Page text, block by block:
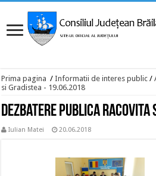
Prima pagina / Informatii de interes public /
si Gradistea - 19.06.2018
Dezbatere publica Racovita
Iulian Matei 20.06.2018